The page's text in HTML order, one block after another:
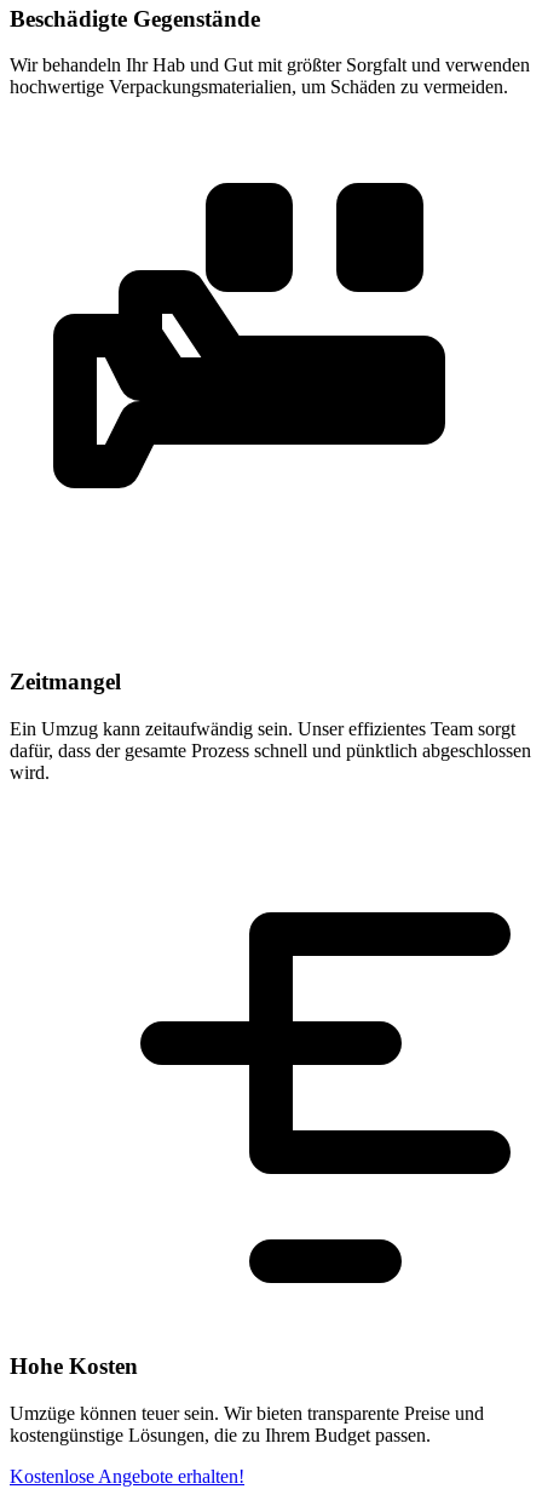
Beschädigte Gegenstände
Wir behandeln Ihr Hab und Gut mit größter Sorgfalt und verwenden
hochwertige Verpackungsmaterialien, um Schäden zu vermeiden.
Zeitmangel
Ein Umzug kann zeitaufwändig sein. Unser effizientes Team sorgt
dafür, dass der gesamte Prozess schnell und pünktlich abgeschlossen
wird.
Hohe Kosten
Umzüge können teuer sein. Wir bieten transparente Preise und
kostengünstige Lösungen, die zu Ihrem Budget passen.
Kostenlose Angebote erhalten!